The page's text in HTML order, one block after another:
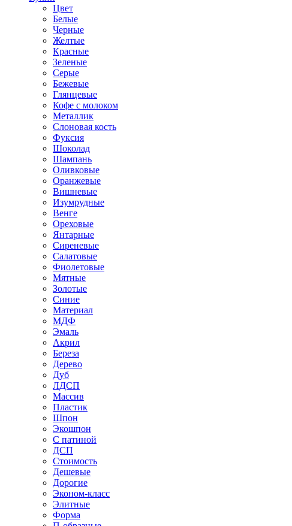
Цвет
Белые
Черные
Желтые
Красные
Зеленые
Серые
Бежевые
Глянцевые
Кофе с молоком
Металлик
Слоновая кость
Фуксия
Шоколад
Шампань
Оливковые
Оранжевые
Вишневые
Изумрудные
Венге
Ореховые
Янтарные
Сиреневые
Салатовые
Фиолетовые
Мятные
Золотые
Синие
Материал
МДФ
Эмаль
Акрил
Береза
Дерево
Дуб
ЛДСП
Массив
Пластик
Шпон
Экошпон
С патиной
ДСП
Стоимость
Дешевые
Дорогие
Эконом-класс
Элитные
Форма